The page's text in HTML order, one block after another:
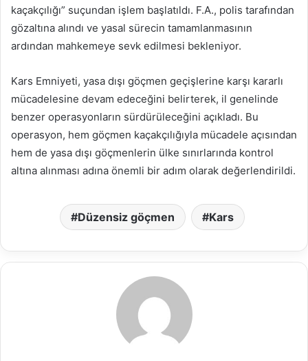
kaçakçılığı” suçundan işlem başlatıldı. F.A., polis tarafından
gözaltına alındı ve yasal sürecin tamamlanmasının
ardından mahkemeye sevk edilmesi bekleniyor.
Kars Emniyeti, yasa dışı göçmen geçişlerine karşı kararlı
mücadelesine devam edeceğini belirterek, il genelinde
benzer operasyonların sürdürüleceğini açıkladı. Bu
operasyon, hem göçmen kaçakçılığıyla mücadele açısından
hem de yasa dışı göçmenlerin ülke sınırlarında kontrol
altına alınması adına önemli bir adım olarak değerlendirildi.
Düzensiz göçmen Kars